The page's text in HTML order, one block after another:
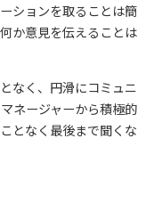
ションを取ることは簡
か意見を伝えることは
なく、円滑にコミュニ
ネージャーから積極的
となく最後まで聞くな